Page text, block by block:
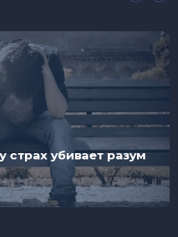
страх убивает разум